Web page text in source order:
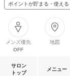
ポイントが貯まる・使える
メンズ優先
OFF
地図
サロン
トップ
メニュー